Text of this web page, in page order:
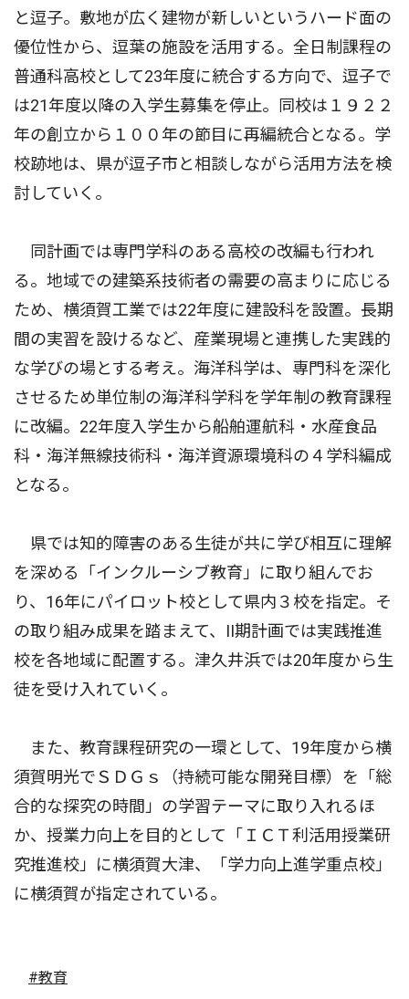
と逗子。敷地が広く建物が新しいというハード面の
優位性から、逗葉の施設を活用する。全日制課程の
普通科高校として23年度に統合する方向で、逗子で
は21年度以降の入学生募集を停止。同校は１９２２
年の創立から１００年の節目に再編統合となる。学
校跡地は、県が逗子市と相談しながら活用方法を検
討していく。
同計画では専門学科のある高校の改編も行われ
る。地域での建築系技術者の需要の高まりに応じる
ため、横須賀工業では22年度に建設科を設置。長期
間の実習を設けるなど、産業現場と連携した実践的
な学びの場とする考え。海洋科学は、専門科を深化
させるため単位制の海洋科学科を学年制の教育課程
に改編。22年度入学生から船舶運航科・水産食品
科・海洋無線技術科・海洋資源環境科の４学科編成
となる。
県では知的障害のある生徒が共に学び相互に理解
を深める「インクルーシブ教育」に取り組んでお
り、16年にパイロット校として県内３校を指定。そ
の取り組み成果を踏まえて、II期計画では実践推進
校を各地域に配置する。津久井浜では20年度から生
徒を受け入れていく。
また、教育課程研究の一環として、19年度から横
須賀明光でＳＤＧｓ（持続可能な開発目標）を「総
合的な探究の時間」の学習テーマに取り入れるほ
か、授業力向上を目的として「ＩＣＴ利活用授業研
究推進校」に横須賀大津、「学力向上進学重点校」
に横須賀が指定されている。
#教育